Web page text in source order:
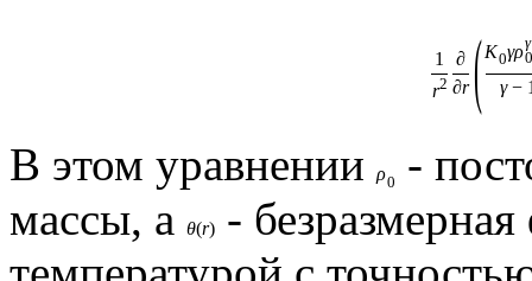
1
r2
∂
∂r (K0γργ
γ −
В этом уравнении ρ0
-
массы, а
θ(r)
-